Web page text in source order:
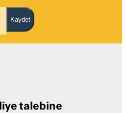
Kaydet
talebine